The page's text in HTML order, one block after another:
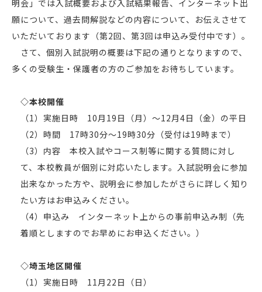
明会」では入試概要および入試結果報告、インターネット出
願について、過去問解説などの内容について、お伝えさせて
いただいております（第2回、第3回は申込み受付中です）。
さて、個別入試説明の概要は下記の通りとなりますので、
多くの受験生・保護者の方のご参加をお待ちしています。
◇本校開催
（1）実施日時 10月19日（月）〜12月4日（金）の平日
（2）時間 17時30分〜19時30分（受付は19時まで）
（3）内容 本校入試やコース制等に関する質問に対し
て、本校教員が個別に対応いたします。入試説明会に参加
出来なかった方や、説明会に参加したがさらに詳しく知り
たい方はお申込みください。
（4）申込み インターネット上からの事前申込み制（先
着順としますのでお早めにお申込ください。）
◇埼玉地区開催
（1）実施日時 11月22日（日）